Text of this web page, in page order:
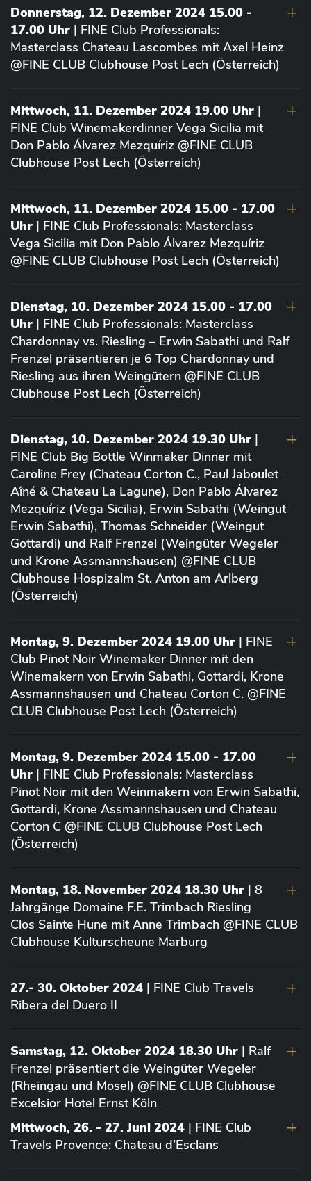
Donnerstag, 12. Dezember 2024 15.00 -
17.00 Uhr | FINE Club Professionals:
Masterclass Chateau Lascombes mit Axel Heinz
@FINE CLUB Clubhouse Post Lech (Österreich)
Mittwoch, 11. Dezember 2024 19.00 Uhr |
FINE Club Winemakerdinner Vega Sicilia mit
Don Pablo Álvarez Mezquíriz @FINE CLUB
Clubhouse Post Lech (Österreich)
Mittwoch, 11. Dezember 2024 15.00 - 17.00
Uhr | FINE Club Professionals: Masterclass
Vega Sicilia mit Don Pablo Álvarez Mezquíriz
@FINE CLUB Clubhouse Post Lech (Österreich)
Dienstag, 10. Dezember 2024 15.00 - 17.00
Uhr | FINE Club Professionals: Masterclass
Chardonnay vs. Riesling – Erwin Sabathi und Ralf
Frenzel präsentieren je 6 Top Chardonnay und
Riesling aus ihren Weingütern @FINE CLUB
Clubhouse Post Lech (Österreich)
Dienstag, 10. Dezember 2024 19.30 Uhr |
FINE Club Big Bottle Winmaker Dinner mit
Caroline Frey (Chateau Corton C., Paul Jaboulet
Aîné & Chateau La Lagune), Don Pablo Álvarez
Mezquíriz (Vega Sicilia), Erwin Sabathi (Weingut
Erwin Sabathi), Thomas Schneider (Weingut
Gottardi) und Ralf Frenzel (Weingüter Wegeler
und Krone Assmannshausen) @FINE CLUB
Clubhouse Hospizalm St. Anton am Arlberg
(Österreich)
Montag, 9. Dezember 2024 19.00 Uhr | FINE
Club Pinot Noir Winemaker Dinner mit den
Winemakern von Erwin Sabathi, Gottardi, Krone
Assmannshausen und Chateau Corton C. @FINE
CLUB Clubhouse Post Lech (Österreich)
Montag, 9. Dezember 2024 15.00 - 17.00
Uhr | FINE Club Professionals: Masterclass
Pinot Noir mit den Weinmakern von Erwin Sabathi,
Gottardi, Krone Assmannshausen und Chateau
Corton C @FINE CLUB Clubhouse Post Lech
(Österreich)
Montag, 18. November 2024 18.30 Uhr | 8
Jahrgänge Domaine F.E. Trimbach Riesling
Clos Sainte Hune mit Anne Trimbach @FINE CLUB
Clubhouse Kulturscheune Marburg
27.- 30. Oktober 2024 | FINE Club Travels
Ribera del Duero II
Samstag, 12. Oktober 2024 18.30 Uhr | Ralf
Frenzel präsentiert die Weingüter Wegeler
(Rheingau und Mosel) @FINE CLUB Clubhouse
Excelsior Hotel Ernst Köln
Mittwoch, 26. - 27. Juni 2024 | FINE Club
Travels Provence: Chateau d’Esclans